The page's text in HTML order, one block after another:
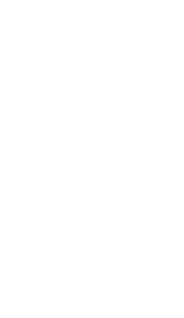
Los 57
desde el lunes
siendo lo más
latas de
Cuerpo
Desde el Real
ciudadanía